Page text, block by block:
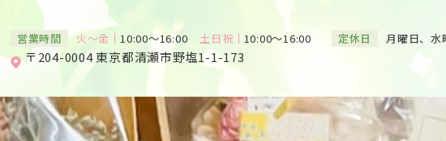
営業時間 火～金 10:00～16:00 土日祝 10:00～16:00 定休日 月曜日、水
〒204-0004 東京都清瀬市野塩1-1-173